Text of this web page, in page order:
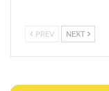
PREV NEXT